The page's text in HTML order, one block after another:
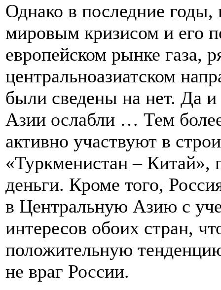
Однако в последние годы,
мировым кризисом и его
европейском рынке газа,
центральноазиатском
были сведены на нет. Да
Азии ослабли … Тем
активно участвуют в
«Туркменистан – Китай»,
деньги. Кроме того,
в Центральную Азию с
интересов обоих стран,
положительную
не враг России.